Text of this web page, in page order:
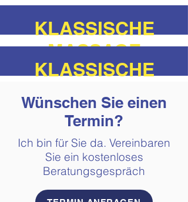
KLASSISCHE
MASSAGE
KLASSISCHE
MASSAGE
Wünschen Sie einen
Termin?
Ich bin für Sie da. Vereinbaren
Sie ein kostenloses
Beratungsgespräch